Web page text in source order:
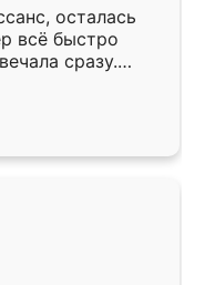
осталась
всё быстро
сразу.
подошёл к
Собрали
даже